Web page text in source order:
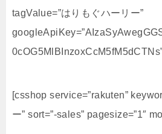
tagValue=”はりもぐハーリー”
[csshop service=”rakuten”
ー” sort=”-sales” pagesize=”1″